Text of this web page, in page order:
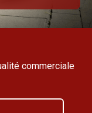
commerciale